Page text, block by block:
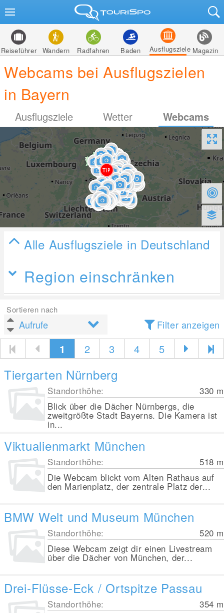
Reiseführer Wandern Radfahren Baden Ausflugsziele Magazin
Webcams bei Ausflugszielen
in Bayern
Ausflugsziele Wetter Webcams
Alle Ausflugsziele in Deutschland
Region einschränken
Sortieren nach
Filter anzeigen
1 2 3 4 5
Tiergarten Nürnberg
Standorthöhe: 330 m
Blick über die Dächer Nürnbergs, die
zweitgrößte Stadt Bayerns. Die Kamera ist
in...
Viktualienmarkt München
Standorthöhe: 518 m
Die Webcam blickt vom Alten Rathaus auf
den Marienplatz, der zentrale Platz der...
BMW Welt und Museum München
Standorthöhe: 520 m
Diese Webcam zeigt dir einen Livestream
über die Dächer von München, der...
Drei-Flüsse-Eck / Ortspitze Passau
Standorthöhe: 354 m